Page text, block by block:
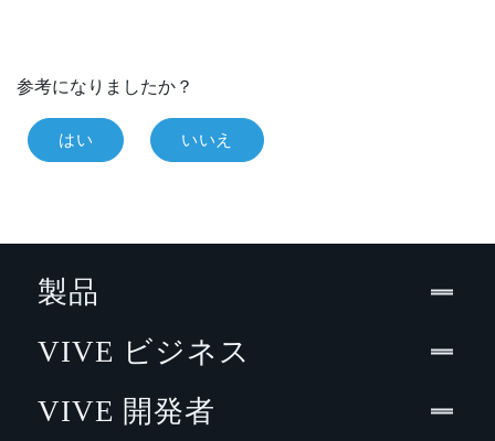
参考になりましたか？
はい いいえ
製品
VIVE ビジネス
VIVE 開発者